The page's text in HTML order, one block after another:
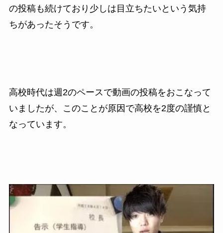
の投稿も続けており少しは目立ちたいという気持
ちがあったそうです。
高校時代は週2のペースで動画の投稿をおこなって
いましたが、このことが原因で高校を2度の謹慎と
なっています。